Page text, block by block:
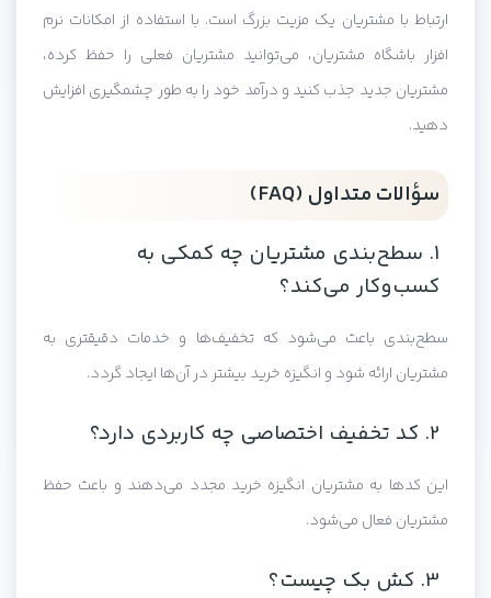
ارتباط با مشتریان یک مزیت بزرگ است. با استفاده از امکانات نرم
افزار باشگاه مشتریان، می‌توانید مشتریان فعلی را حفظ کرده،
مشتریان جدید جذب کنید و درآمد خود را به طور چشمگیری افزایش
دهید.
سؤالات متداول (FAQ)
1. سطح‌بندی مشتریان چه کمکی به
کسب‌وکار می‌کند؟
سطح‌بندی باعث می‌شود که تخفیف‌ها و خدمات دقیقتری به
مشتریان ارائه شود و انگیزه خرید بیشتر در آن‌ها ایجاد گردد.
2. کد تخفیف اختصاصی چه کاربردی دارد؟
این کدها به مشتریان انگیزه خرید مجدد می‌دهند و باعث حفظ
مشتریان فعال می‌شود.
3. کش بک چیست؟